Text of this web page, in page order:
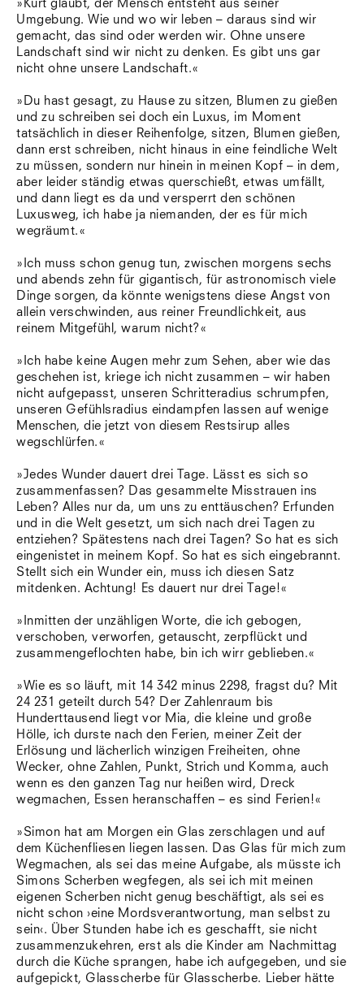
»Kurt glaubt, der Mensch entsteht aus seiner
Umgebung. Wie und wo wir leben – daraus sind wir
gemacht, das sind oder werden wir. Ohne unsere
Landschaft sind wir nicht zu denken. Es gibt uns gar
nicht ohne unsere Landschaft.«
»Du hast gesagt, zu Hause zu sitzen, Blumen zu gießen
und zu schreiben sei doch ein Luxus, im Moment
tatsächlich in dieser Reihenfolge, sitzen, Blumen gießen,
dann erst schreiben, nicht hinaus in eine feindliche Welt
zu müssen, sondern nur hinein in meinen Kopf – in dem,
aber leider ständig etwas querschießt, etwas umfällt,
und dann liegt es da und versperrt den schönen
Luxusweg, ich habe ja niemanden, der es für mich
wegräumt.«
»Ich muss schon genug tun, zwischen morgens sechs
und abends zehn für gigantisch, für astronomisch viele
Dinge sorgen, da könnte wenigstens diese Angst von
allein verschwinden, aus reiner Freundlichkeit, aus
reinem Mitgefühl, warum nicht?«
»Ich habe keine Augen mehr zum Sehen, aber wie das
geschehen ist, kriege ich nicht zusammen – wir haben
nicht aufgepasst, unseren Schritteradius schrumpfen,
unseren Gefühlsradius eindampfen lassen auf wenige
Menschen, die jetzt von diesem Restsirup alles
wegschlürfen.«
»Jedes Wunder dauert drei Tage. Lässt es sich so
zusammenfassen? Das gesammelte Misstrauen ins
Leben? Alles nur da, um uns zu enttäuschen? Erfunden
und in die Welt gesetzt, um sich nach drei Tagen zu
entziehen? Spätestens nach drei Tagen? So hat es sich
eingenistet in meinem Kopf. So hat es sich eingebrannt.
Stellt sich ein Wunder ein, muss ich diesen Satz
mitdenken. Achtung! Es dauert nur drei Tage!«
»Inmitten der unzähligen Worte, die ich gebogen,
verschoben, verworfen, getauscht, zerpflückt und
zusammengeflochten habe, bin ich wirr geblieben.«
»Wie es so läuft, mit 14 342 minus 2298, fragst du? Mit
24 231 geteilt durch 54? Der Zahlenraum bis
Hunderttausend liegt vor Mia, die kleine und große
Hölle, ich durste nach den Ferien, meiner Zeit der
Erlösung und lächerlich winzigen Freiheiten, ohne
Wecker, ohne Zahlen, Punkt, Strich und Komma, auch
wenn es den ganzen Tag nur heißen wird, Dreck
wegmachen, Essen heranschaffen – es sind Ferien!«
»Simon hat am Morgen ein Glas zerschlagen und auf
dem Küchenfliesen liegen lassen. Das Glas für mich zum
Wegmachen, als sei das meine Aufgabe, als müsste ich
Simons Scherben wegfegen, als sei ich mit meinen
eigenen Scherben nicht genug beschäftigt, als sei es
nicht schon ›eine Mordsverantwortung, man selbst zu
sein‹. Über Stunden habe ich es geschafft, sie nicht
zusammenzukehren, erst als die Kinder am Nachmittag
durch die Küche sprangen, habe ich aufgegeben, und sie
aufgepickt, Glasscherbe für Glasscherbe. Lieber hätte